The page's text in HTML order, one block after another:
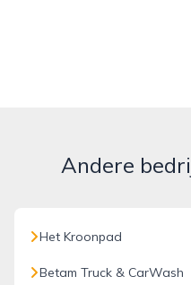
Andere
Het Kroonpad
Betam Truck & CarWash